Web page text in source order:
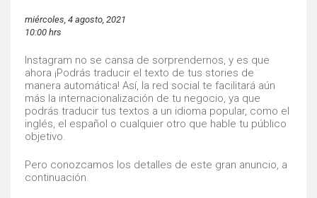
miércoles, 4 agosto, 2021
10:00 hrs
Instagram no se cansa de sorprendernos, y es que
ahora ¡Podrás traducir el texto de tus stories de
manera automática! Así, la red social te facilitará aún
más la internacionalización de tu negocio, ya que
podrás traducir tus textos a un idioma popular, como el
inglés, el español o cualquier otro que hable tu público
objetivo.
Pero conozcamos los detalles de este gran anuncio, a
continuación.